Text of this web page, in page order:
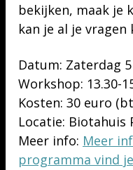
bekijken, maak je
kan je al je vragen
Datum: Zaterdag
Workshop: 13.30-
Kosten: 30 euro
Locatie: Biotahuis
Meer info: Meer
programma vind